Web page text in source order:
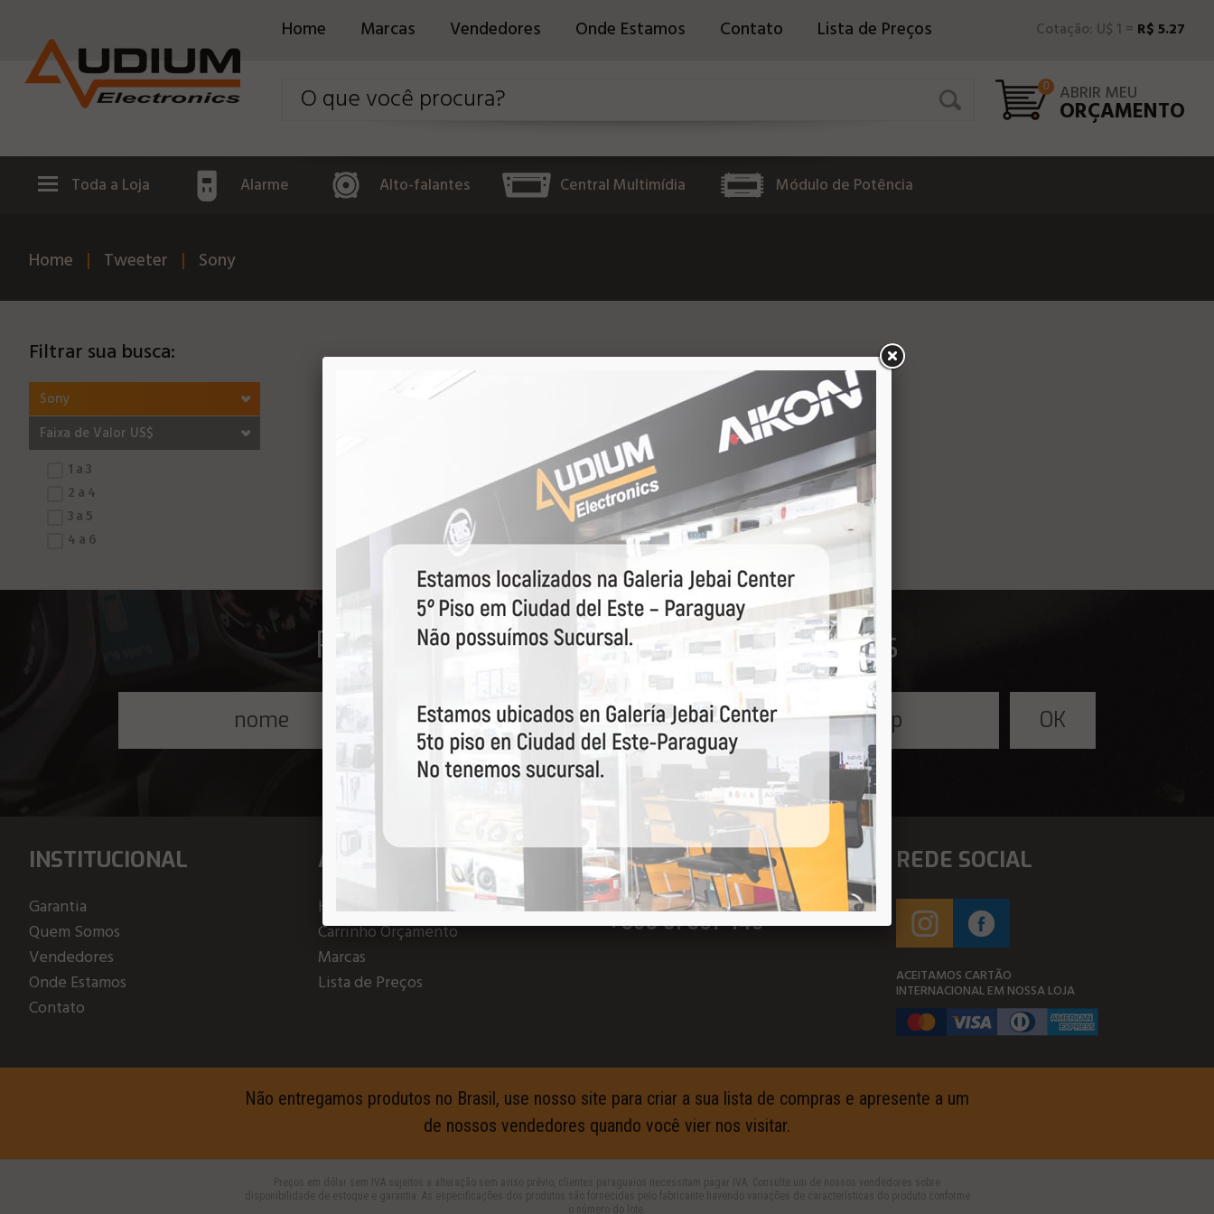
Home Marcas Vendedores Onde Estamos Contato Lista de Preços Cotação: U$ 1 = R$ 5.27
0 ABRIR MEU
ORÇAMENTO
Toda a Loja Alarme Alto-falantes Central Multimídia Módulo de Potência
Home Tweeter Sony
Filtrar sua busca:
Sony
Faixa de Valor US$
1 a 3
2 a 4
3 a 5
4 a 6
Receba por primeiro nossas ofertas
INSTITUCIONAL
Garantia
Quem Somos
Vendedores
Onde Estamos
Contato
ATENDIMENTO
Home
Carrinho Orçamento
Marcas
Lista de Preços
TELEVENDAS
PARAGUAY
+595 61 501-149
REDE SOCIAL
ACEITAMOS CARTÃO
INTERNACIONAL EM NOSSA LOJA
Não entregamos produtos no Brasil, use nosso site para criar a sua lista de compras e apresente a um
de nossos vendedores quando você vier nos visitar.